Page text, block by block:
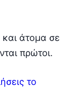
άτομα σε
πρώτοι.
το